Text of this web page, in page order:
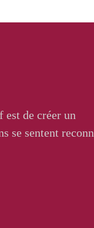
de créer un
se sentent